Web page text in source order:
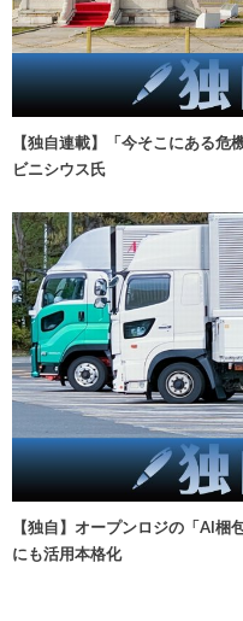
【独自連載】「今そこにある
ビニシウス氏
【独自】オープンロジの「AI
にも活用本格化